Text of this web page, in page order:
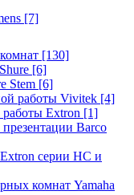
[7]
[130]
[6]
Stem [6]
работы Vivitek [4]
Extron [1]
Barco
серии HC и
комнат Yamaha